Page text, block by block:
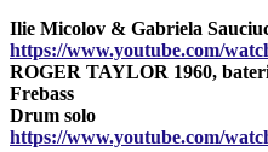
Ilie Micolov & Gabriela
https://www.youtube.com/
ROGER TAYLOR 1960,
Frebass
Drum solo
https://www.youtube.com/